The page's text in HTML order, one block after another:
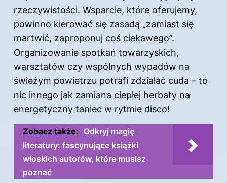
rzeczywistości. Wsparcie, które oferujemy,
powinno kierować się zasadą „zamiast się
martwić, zaproponuj coś ciekawego”.
Organizowanie spotkań towarzyskich,
warsztatów czy wspólnych wypadów na
świeżym powietrzu potrafi zdziałać cuda – to
nic innego jak zamiana ciepłej herbaty na
energetyczny taniec w rytmie disco!
Zobacz także: Odkryj magię
literatury: fascynujące książki
włoskich autorów, które musisz
poznać